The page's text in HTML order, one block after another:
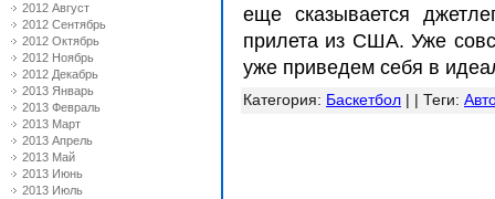
2012 Август
2012 Сентябрь
2012 Октябрь
2012 Ноябрь
2012 Декабрь
2013 Январь
2013 Февраль
2013 Март
2013 Апрель
2013 Май
2013 Июнь
2013 Июль
еще сказывается
прилета из США. Уже
уже приведем себя в
Категория: Баскетбол | | Теги: